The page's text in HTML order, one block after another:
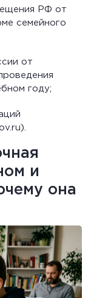
РФ от
семейного
от
году;
и
она